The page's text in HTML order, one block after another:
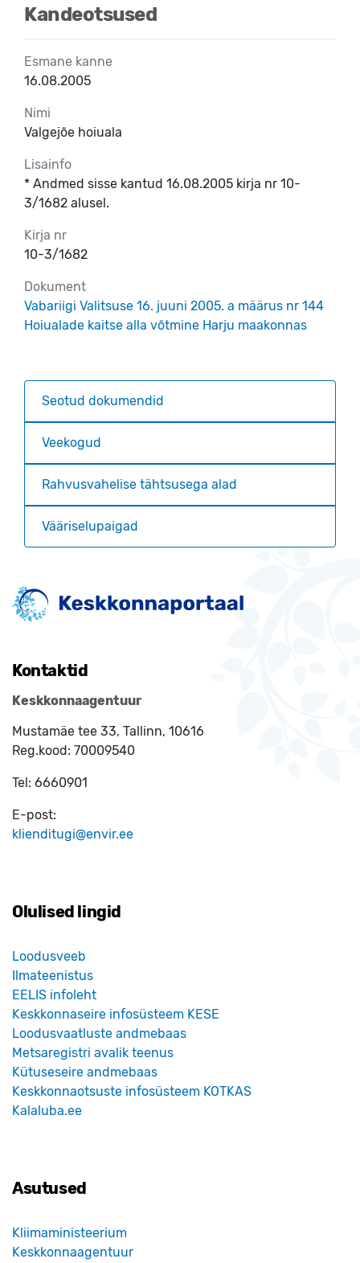
Kandeotsused
Esmane kanne
16.08.2005
Nimi
Valgejõe hoiuala
Lisainfo
* Andmed sisse kantud 16.08.2005 kirja nr 10-
3/1682 alusel.
Kirja nr
10-3/1682
Dokument
Vabariigi Valitsuse 16. juuni 2005. a määrus nr 144
Hoiualade kaitse alla võtmine Harju maakonnas
Seotud dokumendid
Veekogud
Rahvusvahelise tähtsusega alad
Vääriselupaigad
Kontaktid
Keskkonnaagentuur
Mustamäe tee 33, Tallinn, 10616
Reg.kood: 70009540
Tel: 6660901
E-post:
klienditugi@envir.ee
Olulised lingid
Loodusveeb
Ilmateenistus
EELIS infoleht
Keskkonnaseire infosüsteem KESE
Loodusvaatluste andmebaas
Metsaregistri avalik teenus
Kütuseseire andmebaas
Keskkonnaotsuste infosüsteem KOTKAS
Kalaluba.ee
Asutused
Kliimaministeerium
Keskkonnaagentuur